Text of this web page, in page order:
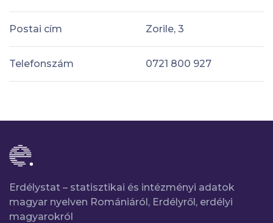
Postai cím Zorile, 3
Telefonszám 0721 800 927
Erdélystat – statisztikai és intézményi adatok
magyar nyelven Romániáról, Erdélyről, erdélyi
magyarokról